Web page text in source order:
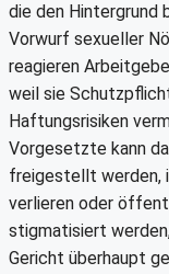
die den Hintergrund
Vorwurf sexueller
reagieren
weil sie
Haftungsrisiken
Vorgesetzte kann
freigestellt werden,
verlieren oder
stigmatisiert
Gericht überhaupt